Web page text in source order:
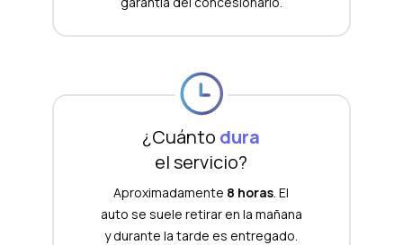
¿Cuánto dura
el servicio?
Aproximadamente 8 horas. El
auto se suele retirar en la mañana
y durante la tarde es entregado.